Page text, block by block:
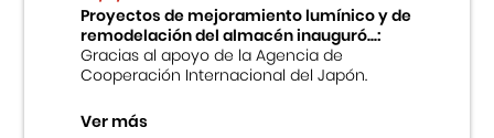
Proyectos de mejoramiento lumínico y de
remodelación del almacén inauguró...:
Gracias al apoyo de la Agencia de
Cooperación Internacional del Japón.
Ver más